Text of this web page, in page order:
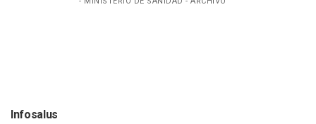
Infosalus